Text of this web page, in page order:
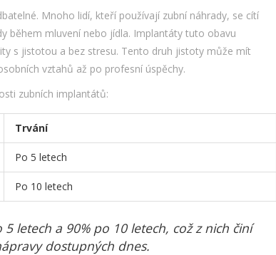
Mnoho lidí, kteří používají zubní náhrady, se cítí
během mluvení nebo jídla. Implantáty tuto obavu
s jistotou a bez stresu. Tento druh jistoty může mít
vztahů až po profesní úspěchy.
zubních implantátů:
Trvání
Po 5 letech
Po 10 letech
letech a 90% po 10 letech, což z nich činí
dostupných dnes.